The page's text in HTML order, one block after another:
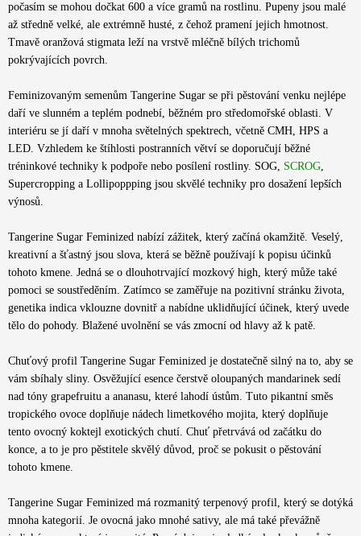
počasím se mohou dočkat 600 a více gramů na rostlinu. Pupeny jsou malé
až středně velké, ale extrémně husté, z čehož pramení jejich hmotnost.
Tmavě oranžová stigmata leží na vrstvě mléčně bílých trichomů
pokrývajících povrch.
Feminizovaným semenům Tangerine Sugar se při pěstování venku nejlépe
daří ve slunném a teplém podnebí, běžném pro středomořské oblasti. V
interiéru se jí daří v mnoha světelných spektrech, včetně CMH, HPS a
LED. Vzhledem ke štíhlosti postranních větví se doporučují běžné
tréninkové techniky k podpoře nebo posílení rostliny. SOG, SCROG,
Supercropping a Lollipoppping jsou skvělé techniky pro dosažení lepších
výnosů.
Tangerine Sugar Feminized nabízí zážitek, který začíná okamžitě. Veselý,
kreativní a šťastný jsou slova, která se běžně používají k popisu účinků
tohoto kmene. Jedná se o dlouhotrvající mozkový high, který může také
pomoci se soustředěním. Zatímco se zaměřuje na pozitivní stránku života,
genetika indica vklouzne dovnitř a nabídne uklidňující účinek, který uvede
tělo do pohody. Blažené uvolnění se vás zmocní od hlavy až k patě.
Chuťový profil Tangerine Sugar Feminized je dostatečně silný na to, aby se
vám sbíhaly sliny. Osvěžující esence čerstvě oloupaných mandarinek sedí
nad tóny grapefruitu a ananasu, které lahodí ústům. Tuto pikantní směs
tropického ovoce doplňuje nádech limetkového mojita, který doplňuje
tento ovocný koktejl exotických chutí. Chuť přetrvává od začátku do
konce, a to je pro pěstitele skvělý důvod, proč se pokusit o pěstování
tohoto kmene.
Tangerine Sugar Feminized má rozmanitý terpenový profil, který se dotýká
mnoha kategorií. Je ovocná jako mnohé sativy, ale má také převážně